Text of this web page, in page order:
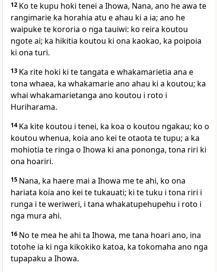
12 Ko te kupu hoki tenei a Ihowa, Nana, ano he awa te
rangimarie ka horahia atu e ahau ki a ia; ano he
waipuke te kororia o nga tauiwi: ko reira koutou
ngote ai; ka hikitia koutou ki ona kaokao, ka poipoia
ki ona turi.
13 Ka rite hoki ki te tangata e whakamarietia ana e
tona whaea, ka whakamarie ano ahau ki a koutou; ka
whai whakamarietanga ano koutou i roto i
Huriharama.
14 Ka kite koutou i tenei, ka koa o koutou ngakau; ko o
koutou whenua, koia ano kei te otaota te tupu; a ka
mohiotia te ringa o Ihowa ki ana pononga, tona riri ki
ona hoariri.
15 Nana, ka haere mai a Ihowa me te ahi, ko ona
hariata koia ano kei te tukauati; ki te tuku i tona riri i
runga i te weriweri, i tana whakatupehupehu i roto i
nga mura ahi.
16 No te mea he ahi ta Ihowa, me tana hoari ano, ina
totohe ia ki nga kikokiko katoa, ka tokomaha ano nga
tupapaku a Ihowa.